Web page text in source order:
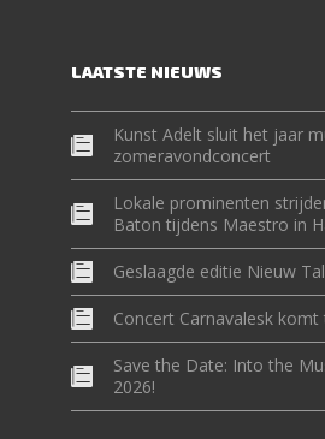
LAATSTE NIEUWS
Kunst Adelt sluit het jaar
zomeravondconcert
Lokale prominenten
Baton tijdens Maestro in
Geslaagde editie Nieuw
Concert Carnavalesk komt
Save the Date: Into the
2026!